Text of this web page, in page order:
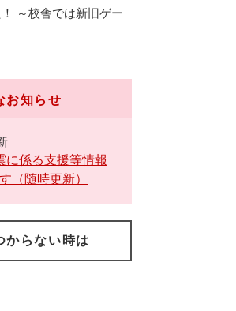
～校舎では新旧ゲー
お知らせ
に係る支援等情報
（随時更新）
からない時は